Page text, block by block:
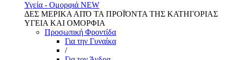
Υγεία - Ομορφιά NEW
ΔΕΣ ΜΕΡΙΚΑ ΑΠΌ ΤΑ ΠΡΟΪΌΝΤΑ ΤΗΣ ΚΑΤΗΓΟΡΙΑΣ
ΥΓΕΙΑ ΚΑΙ ΟΜΟΡΦΙΑ
Προσωπική Φροντίδα
Για την Γυναίκα
/